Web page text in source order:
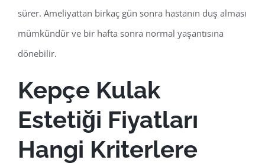
sürer. Ameliyattan birkaç gün sonra hastanın duş alması
mümkündür ve bir hafta sonra normal yaşantısına
dönebilir.
Kepçe Kulak
Estetiği Fiyatları
Hangi Kriterlere